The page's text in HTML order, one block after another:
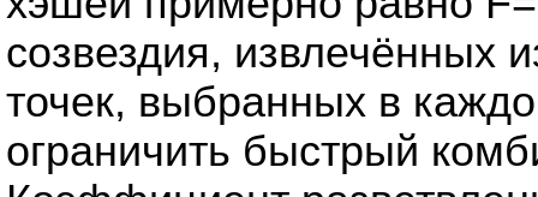
созвездия, извлечённых
точек, выбранных в
ограничить быстрый